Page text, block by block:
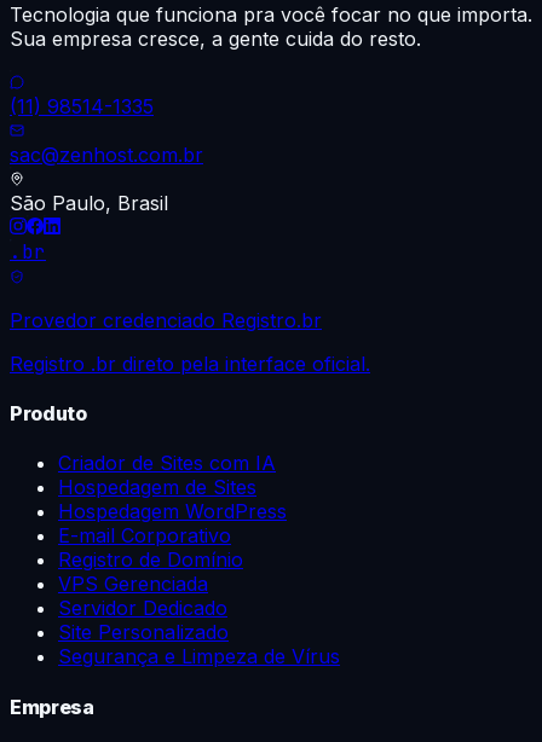
Tecnologia que funciona pra você focar no que importa.
Sua empresa cresce, a gente cuida do resto.
(11) 98514-1335
sac@zenhost.com.br
São Paulo, Brasil
.br
Provedor credenciado Registro.br
Registro .br direto pela interface oficial.
Produto
Criador de Sites com IA
Hospedagem de Sites
Hospedagem WordPress
E-mail Corporativo
Registro de Domínio
VPS Gerenciada
Servidor Dedicado
Site Personalizado
Segurança e Limpeza de Vírus
Empresa